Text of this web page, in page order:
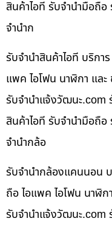
สินค้าไอที รับจำนำมือถื
จำนำก
รับจำนำสินค้าไอที บริกา
แพค ไอโฟน นาฬิกา แล
รับจํานําแจ้งวัฒนะ.com
สินค้าไอที รับจำนำมือถื
จำนำกล้อ
รับจำนำกล้องแคนนอน
ถือ ไอแพค ไอโฟน นาฬิ
รับจํานําแจ้งวัฒนะ.com